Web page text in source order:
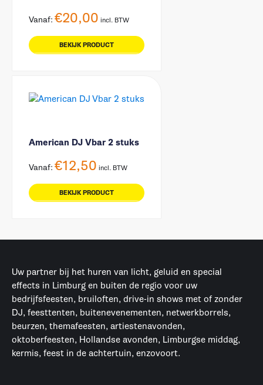
Vanaf: €20,00 incl. BTW
BEKIJK PRODUCT
American DJ Vbar 2 stuks
Vanaf: €12,50 incl. BTW
BEKIJK PRODUCT
Uw partner bij het huren van licht, geluid en special
effects in Limburg en buiten de regio voor uw
bedrijfsfeesten, bruiloften, drive-in shows met of zonder
DJ, feesttenten, buitenevenementen, netwerkborrels,
beurzen, themafeesten, artiestenavonden,
oktoberfeesten, Hollandse avonden, Limburgse middag,
kermis, feest in de achtertuin, enzovoort.